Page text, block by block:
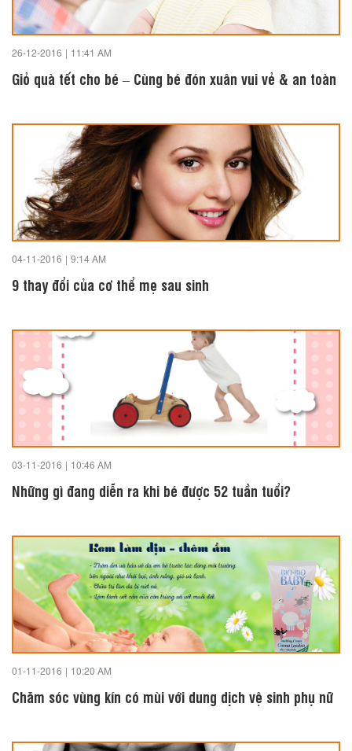
26-12-2016 | 11:41 AM
Giỏ quà tết cho bé – Cùng bé đón xuân vui vẻ & an toàn
04-11-2016 | 9:14 AM
9 thay đổi của cơ thể mẹ sau sinh
03-11-2016 | 10:46 AM
Những gì đang diễn ra khi bé được 52 tuần tuổi?
01-11-2016 | 10:20 AM
Chăm sóc vùng kín có mùi với dung dịch vệ sinh phụ nữ